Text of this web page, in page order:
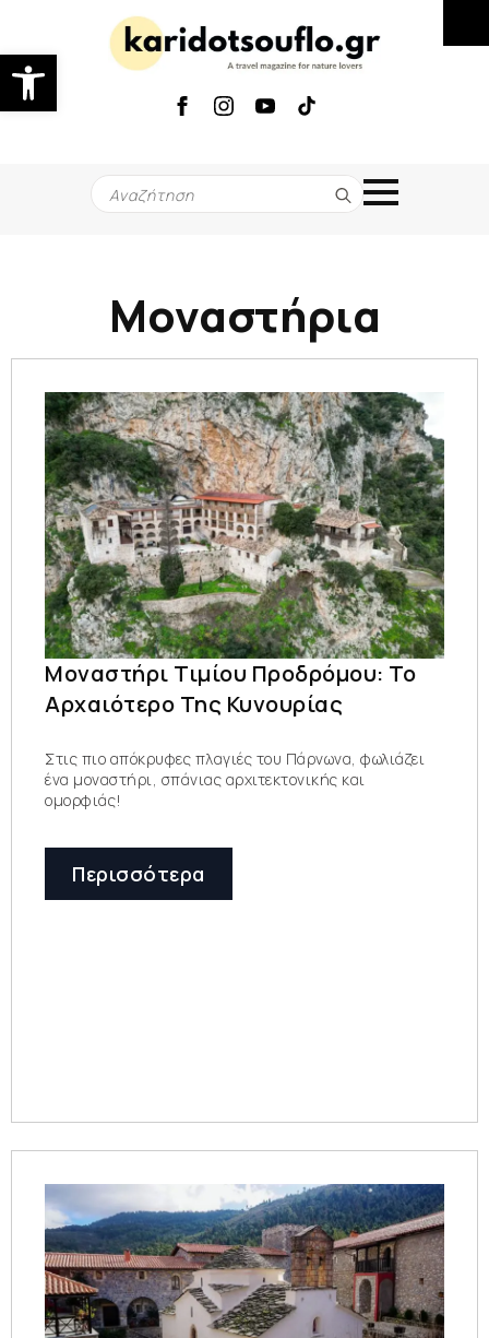
Ανοίξτε τη γραμμή εργαλείων
Search
for:
Μοναστήρια
Μοναστήρι Τιμίου Προδρόμου: Το
Αρχαιότερο Της Κυνουρίας
Στις πιο απόκρυφες πλαγιές του Πάρνωνα, φωλιάζει
ένα μοναστήρι, σπάνιας αρχιτεκτονικής και
ομορφιάς!
Περισσότερα